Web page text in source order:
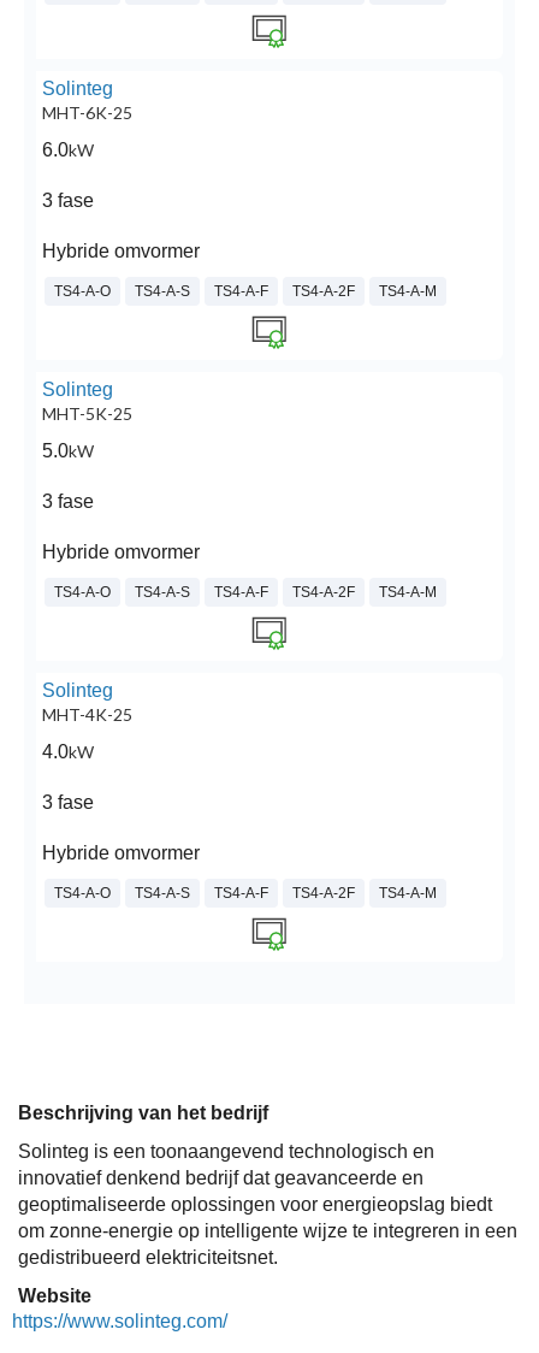
Solinteg
MHT-6K-25
6.0kW
3 fase
Hybride omvormer
TS4-A-O TS4-A-S TS4-A-F TS4-A-2F TS4-A-M
Solinteg
MHT-5K-25
5.0kW
3 fase
Hybride omvormer
TS4-A-O TS4-A-S TS4-A-F TS4-A-2F TS4-A-M
Solinteg
MHT-4K-25
4.0kW
3 fase
Hybride omvormer
TS4-A-O TS4-A-S TS4-A-F TS4-A-2F TS4-A-M
Beschrijving van het bedrijf
Solinteg is een toonaangevend technologisch en
innovatief denkend bedrijf dat geavanceerde en
geoptimaliseerde oplossingen voor energieopslag biedt
om zonne-energie op intelligente wijze te integreren in een
gedistribueerd elektriciteitsnet.
Website
https://www.solinteg.com/